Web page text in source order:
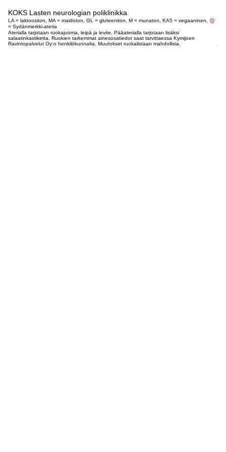
KOKS Lasten neurologian poliklinikka
LA = laktoositon, MA = maidoton, GL = gluteeniton, M = munaton, KA5 = vegaaninen,
= Sydänmerkki-ateria
Aterialla tarjotaan ruokajuoma, leipä ja levite. Pääaterialla tarjotaan lisäksi
salaatinkastiketta. Ruokien tarkemmat ainesosatiedot saat tarvittaessa Kymijoen
Ravintopalvelut Oy:n henkilökunnalta. Muutokset ruokalistaan mahdollisia.